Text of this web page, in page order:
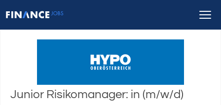
Junior Risikomanager: in (m/w/d)